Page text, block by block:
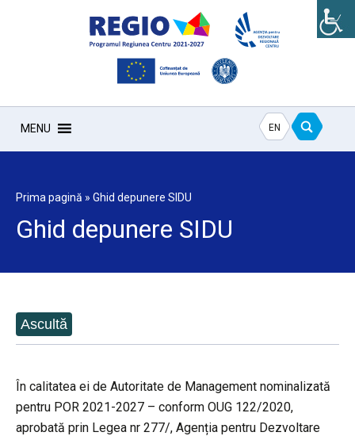
MENU EN
Prima pagină » Ghid depunere SIDU
Ghid depunere SIDU
În calitatea ei de Autoritate de Management nominalizată
pentru POR 2021-2027 – conform OUG 122/2020,
aprobată prin Legea nr 277/, Agenția pentru Dezvoltare